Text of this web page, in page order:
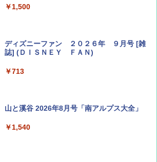
￥1,500
ディズニーファン ２０２６年 ９月号 [雑
誌] (ＤＩＳＮＥＹ ＦＡＮ)
￥713
山と溪谷 2026年8月号「南アルプス大全」
￥1,540